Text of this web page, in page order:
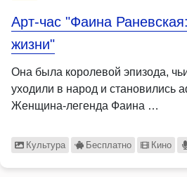
Арт-час "Фаина
жизни"
Она была королевой эпизода,
уходили в народ и становились
Женщина-легенда Фаина …
Культура Бесплатно Кино